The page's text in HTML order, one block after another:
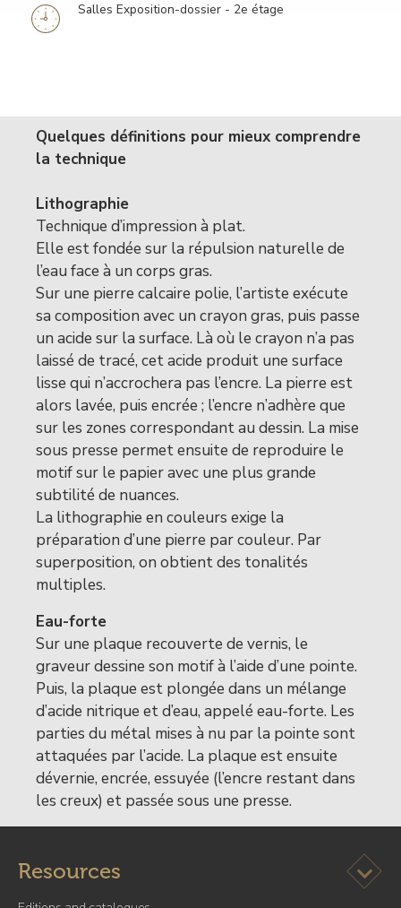
Information
Salles Exposition-dossier - 2e étage
Quelques définitions pour mieux comprendre
la technique
Lithographie
Technique d’impression à plat.
Elle est fondée sur la répulsion naturelle de
l’eau face à un corps gras.
Sur une pierre calcaire polie, l’artiste exécute
sa composition avec un crayon gras, puis passe
un acide sur la surface. Là où le crayon n’a pas
laissé de tracé, cet acide produit une surface
lisse qui n’accrochera pas l’encre. La pierre est
alors lavée, puis encrée ; l’encre n’adhère que
sur les zones correspondant au dessin. La mise
sous presse permet ensuite de reproduire le
motif sur le papier avec une plus grande
subtilité de nuances.
La lithographie en couleurs exige la
préparation d’une pierre par couleur. Par
superposition, on obtient des tonalités
multiples.
Eau-forte
Sur une plaque recouverte de vernis, le
graveur dessine son motif à l’aide d’une pointe.
Puis, la plaque est plongée dans un mélange
d’acide nitrique et d’eau, appelé eau-forte. Les
parties du métal mises à nu par la pointe sont
attaquées par l’acide. La plaque est ensuite
dévernie, encrée, essuyée (l’encre restant dans
les creux) et passée sous une presse.
dossier
Resources Ouvrir